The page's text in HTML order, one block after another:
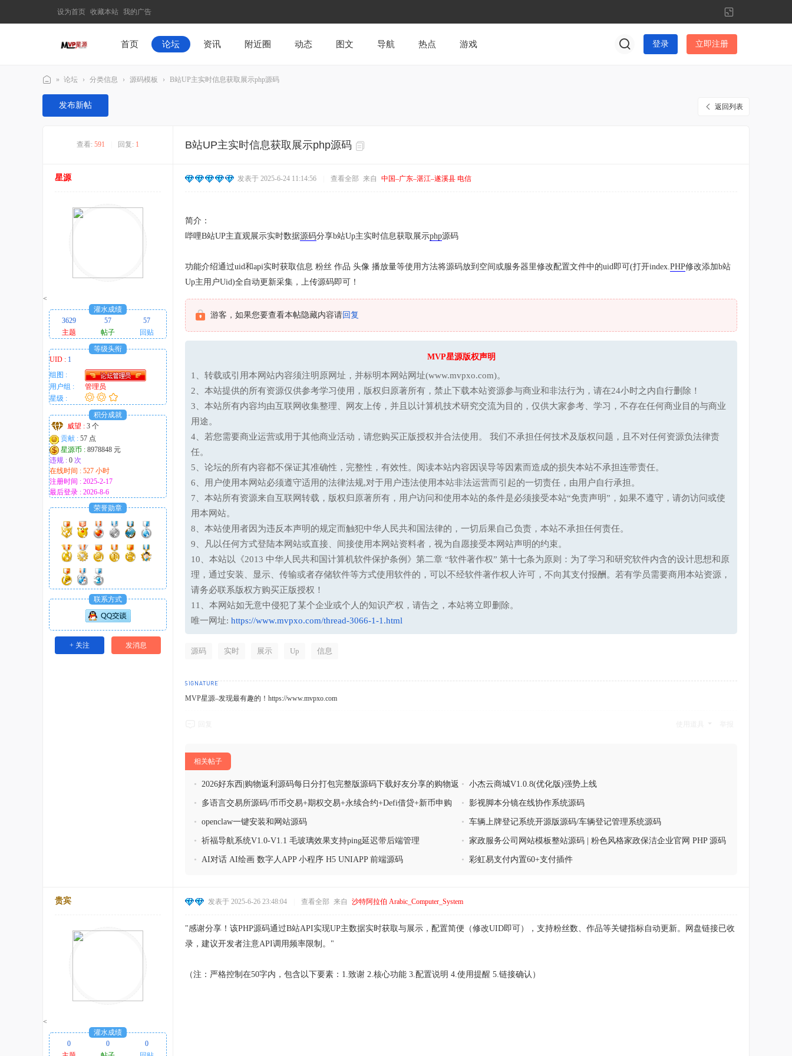
设为首页 收藏本站 我的广告
切
换
到
窄
首页 论坛 资讯 附近圈 动态 图文 导航 热点 游戏 登录 立即注册
M
！
» 论坛 › 分类信息 › 源码模板 › B站UP主实时信息获取展示php源码
返回列表
发布新帖
查看: 591 回复: 1 B站UP主实时信息获取展示php源码
星源
<
灌水成绩
3629
57
57
主题
帖子
回贴
等级头衔
UID : 1
组图 :
用户组 :
管理员
星级 :
积分成就
威望 : 3 个
贡献 : 57 点
星源币 : 8978848 元
违规 : 0 次
在线时间 : 527 小时
注册时间 : 2025-2-17
最后登录 : 2026-8-6
荣誉勋章
联系方式
+ 关注 发消息
发表于 2025-6-24 11:14:56 查看全部 来自 中国–广东–湛江–遂溪县 电信
简介：
哔哩B站UP主直观展示实时数据源码分享b站Up主实时信息获取展示php源码
功能介绍通过uid和api实时获取信息 粉丝 作品 头像 播放量等使用方法将源码放到空间或服务器里修改配置文件中的uid即可(打开index.PHP修改添加b站
Up主用户Uid)全自动更新采集，上传源码即可！
游客，如果您要查看本帖隐藏内容请回复
MVP星源版权声明
1、转载或引用本网站内容须注明原网址，并标明本网站网址(www.mvpxo.com)。
2、本站提供的所有资源仅供参考学习使用，版权归原著所有，禁止下载本站资源参与商业和非法行为，请在24小时之内自行删除！
3、本站所有内容均由互联网收集整理、网友上传，并且以计算机技术研究交流为目的，仅供大家参考、学习，不存在任何商业目的与商业
用途。
4、若您需要商业运营或用于其他商业活动，请您购买正版授权并合法使用。 我们不承担任何技术及版权问题，且不对任何资源负法律责
任。
5、论坛的所有内容都不保证其准确性，完整性，有效性。阅读本站内容因误导等因素而造成的损失本站不承担连带责任。
6、用户使用本网站必须遵守适用的法律法规,对于用户违法使用本站非法运营而引起的一切责任，由用户自行承担。
7、本站所有资源来自互联网转载，版权归原著所有，用户访问和使用本站的条件是必须接受本站“免责声明”，如果不遵守，请勿访问或使
用本网站。
8、本站使用者因为违反本声明的规定而触犯中华人民共和国法律的，一切后果自己负责，本站不承担任何责任。
9、凡以任何方式登陆本网站或直接、间接使用本网站资料者，视为自愿接受本网站声明的约束。
10、本站以《2013 中华人民共和国计算机软件保护条例》第二章 “软件著作权” 第十七条为原则：为了学习和研究软件内含的设计思想和原
理，通过安装、显示、传输或者存储软件等方式使用软件的，可以不经软件著作权人许可，不向其支付报酬。若有学员需要商用本站资源，
请务必联系版权方购买正版授权！
11、本网站如无意中侵犯了某个企业或个人的知识产权，请告之，本站将立即删除。
唯一网址: https://www.mvpxo.com/thread-3066-1-1.html
源码 实时 展示 Up 信息
MVP星源–发现最有趣的！https://www.mvpxo.com
相关帖子
• 2026好东西|购物返利源码每日分打包完整版源码下载好友分享的购物返
利系统带分红
• 小杰云商城V1.0.8(优化版)强势上线
•
多语言交易所源码/币币交易+期权交易+永续合约+Defi借贷+新币申购
+矿机理财/前端uniap
• 影视脚本分镜在线协作系统源码
• openclaw一键安装和网站源码 • 车辆上牌登记系统开源版源码/车辆登记管理系统源码
• 祈福导航系统V1.0-V1.1 毛玻璃效果支持ping延迟带后端管理 • 家政服务公司网站模板整站源码 | 粉色风格家政保洁企业官网 PHP 源码
带预约功能
• AI对话 AI绘画 数字人APP 小程序 H5 UNIAPP 前端源码 • 彩虹易支付内置60+支付插件
贵宾
<
灌水成绩
0
0
0
发表于 2025-6-26 23:48:04 查看全部 来自 沙特阿拉伯 Arabic_Computer_System
"感谢分享！该PHP源码通过B站API实现UP主数据实时获取与展示，配置简便（修改UID即可），支持粉丝数、作品等关键指标自动更新。网盘链接已收
录，建议开发者注意API调用频率限制。"
（注：严格控制在50字内，包含以下要素：1.致谢 2.核心功能 3.配置说明 4.使用提醒 5.链接确认）